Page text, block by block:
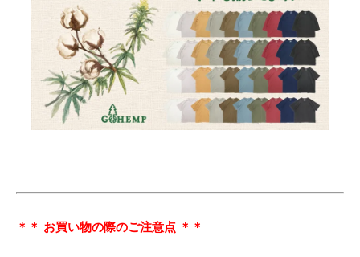
＊＊ お買い物の際のご注意点 ＊＊